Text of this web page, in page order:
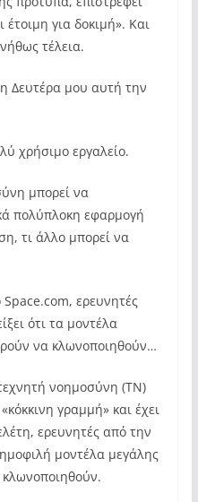
έτοιμη για δοκιμή». Και
τέλεια.
Δευτέρα μου αυτή την
χρήσιμο εργαλείο.
μπορεί να
πολύπλοκη εφαρμογή
τι άλλο μπορεί να
ερευνητές
ότι τα μοντέλα
να κλωνοποιηθούν…
νοημοσύνη (ΤΝ)
γραμμή» και έχει
ερευνητές από την
μοντέλα μεγάλης